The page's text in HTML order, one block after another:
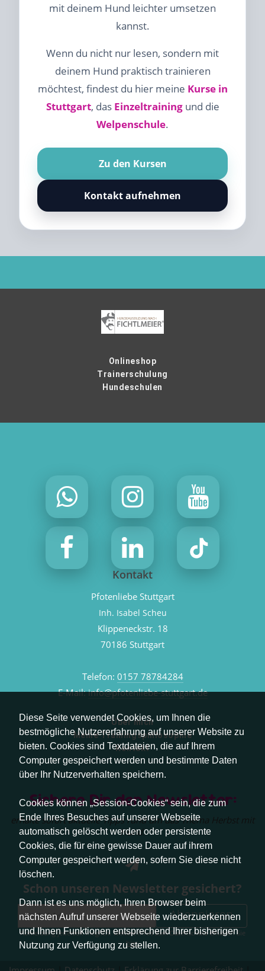
Diese Seite verwendet Cookies, um Ihnen die
bestmögliche Nutzererfahrung auf unserer Website zu
bieten. Cookies sind Textdateien, die auf Ihrem
Computer gespeichert werden und bestimmte Daten
über Ihr Nutzerverhalten speichern.
Cookies können „Session-Cookies“ sein, die zum
Ende Ihres Besuches auf unserer Webseite
automatisch gelöscht werden oder persistente
Cookies, die für eine gewisse Dauer auf ihrem
Computer gespeichert werden, sofern Sie diese nicht
löschen.
Dann ist es uns möglich, Ihren Browser beim
nächsten Aufruf unserer Webseite wiederzuerkennen
und Ihnen Funktionen entsprechend Ihrer bisherigen
Nutzung zur Verfügung zu stellen.
mit deinem Hund leichter umsetzen
kannst.
Wenn du nicht nur lesen, sondern mit
deinem Hund praktisch trainieren
möchtest, findest du hier meine Kurse in
Stuttgart, das Einzeltrainingund die
Welpenschule.
Zu den Kursen
Kontakt aufnehmen
Onlineshop
Trainerschulung
Hundeschulen
Kontakt
Pfotenliebe Stuttgart
Inh. Isabel Scheu
Klippeneckstr. 18
70186 Stuttgart
Telefon: 0157 78784284
E-Mail:info@pfotenliebe-stuttgart.de
Über mich
Meine Trainingsphilosophie
Kontakt
Sichere Dir den Newsletter:
erhalte sofort aktuelle Tipps rund um das Thema Herbst mit
Hund.
Schon unseren Newsletter gesichert?
Abonnieren
Abmeldung jederzeit möglich. Weitere Infos zum Datenschutz erhalten Sie
hier.